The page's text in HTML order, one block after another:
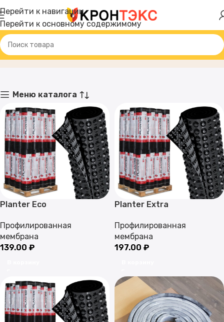
Перейти к навигации
Перейти к основному содержимому
КаталогГлавная Товар
Меню каталога
Planter Eco
Профилированная
мембрана
139.00 ₽
Planter Extra
Профилированная
мембрана
197.00 ₽